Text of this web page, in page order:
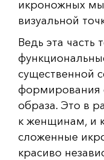
икроножных
визуальной
Ведь эта часть
существенной
формирования
образа. Это в
к женщинам, и
сложенные
красиво